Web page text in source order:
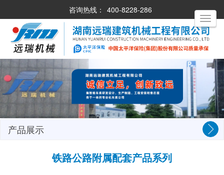
咨询热线： 400-8228-286
产品展示
铁路公路附属配套产品系列
Toggle